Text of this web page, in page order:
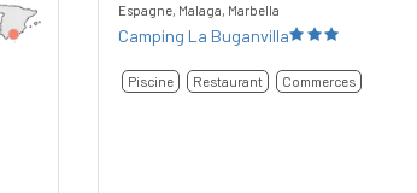
Espagne, Malaga, Marbella
Camping La Buganvilla
Piscine Restaurant Commerces